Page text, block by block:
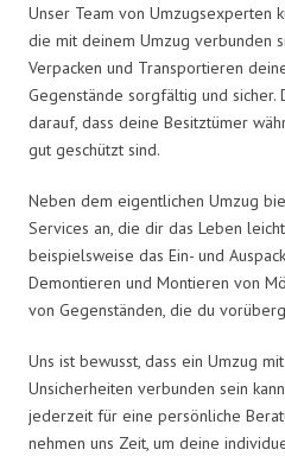
Unser Team von Umzugsexperten
die mit deinem Umzug verbunden
Verpacken und Transportieren
Gegenstände sorgfältig und
darauf, dass deine Besitztümer
gut geschützt sind.
Neben dem eigentlichen Umzug
Services an, die dir das Leben
beispielsweise das Ein- und
Demontieren und Montieren von
von Gegenständen, die du
Uns ist bewusst, dass ein Umzug
Unsicherheiten verbunden sein
jederzeit für eine persönliche
nehmen uns Zeit, um deine